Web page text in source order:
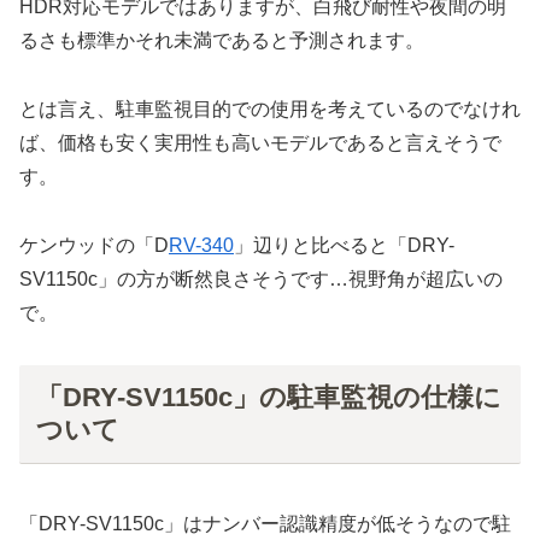
HDR対応モデルではありますが、白飛び耐性や夜間の明
るさも標準かそれ未満であると予測されます。
とは言え、駐車監視目的での使用を考えているのでなけれ
ば、価格も安く実用性も高いモデルであると言えそうで
す。
ケンウッドの「DRV-340 」辺りと比べると「DRY-
SV1150c」の方が断然良さそうです…視野角が超広いの
で。
「DRY-SV1150c」の駐車監視の仕様に
ついて
「DRY-SV1150c」はナンバー認識精度が低そうなので駐